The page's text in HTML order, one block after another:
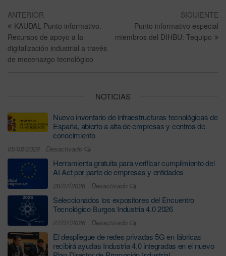
ANTERIOR
KAUDAL Punto informativo.
Recursos de apoyo a la
digitalización industrial a través
de mecenazgo tecnológico
SIGUIENTE
Punto informativo especial
miembros del DIHBU: Tequipo
NOTICIAS
Nuevo inventario de infraestructuras tecnológicas de
España, abierto a alta de empresas y centros de
conocimiento
05/08/2026 Desactivado
Herramienta gratuita para verificar cumplimiento del
AI Act por parte de empresas y entidades
28/07/2026 Desactivado
Seleccionados los expositores del Encuentro
Tecnológico Burgos Industria 4.0 2026
27/07/2026 Desactivado
El despliegue de redes privadas 5G en fábricas
recibirá ayudas Industria 4.0 integradas en el nuevo